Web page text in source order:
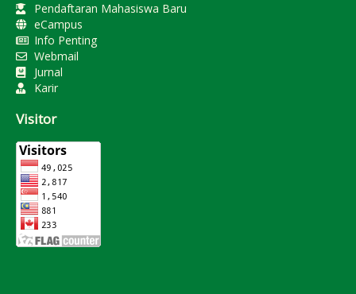
Pendaftaran Mahasiswa Baru
eCampus
Info Penting
Webmail
Jurnal
Karir
Visitor